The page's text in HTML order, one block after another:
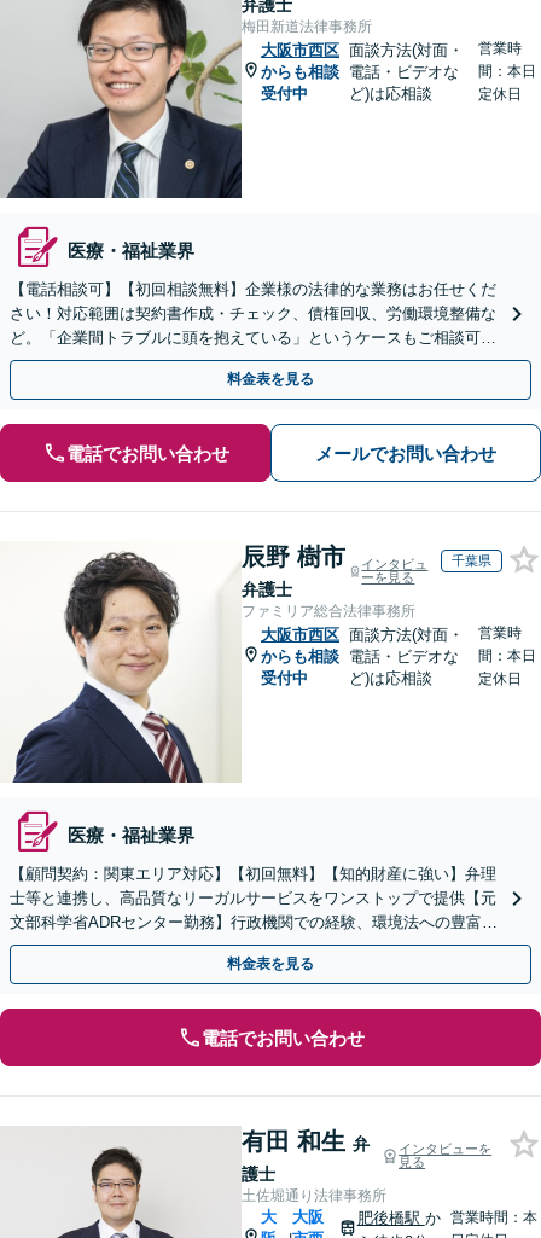
弁護士
梅田新道法律事務所
大阪市西区
からも相談
受付中
面談方法(対面・
電話・ビデオな
ど)は応相談
営業時
間：本日
定休日
医療・福祉業界
【電話相談可】【初回相談無料】企業様の法律的な業務はお任せくだ
さい！対応範囲は契約書作成・チェック、債権回収、労働環境整備な
ど。「企業間トラブルに頭を抱えている」というケースもご相談可能
です【Zooｍ相談可】【完全個室】【大阪天満宮駅すぐ】
料金表を見る
電話でお問い合わせ メールでお問い合わせ
辰野 樹市
弁護士
インタビュ
ーを見る
千葉県
ファミリア総合法律事務所
大阪市西区
からも相談
受付中
面談方法(対面・
電話・ビデオな
ど)は応相談
営業時
間：本日
定休日
医療・福祉業界
【顧問契約：関東エリア対応】【初回無料】【知的財産に強い】弁理
士等と連携し、高品質なリーガルサービスをワンストップで提供【元
文部科学省ADRセンター勤務】行政機関での経験、環境法への豊富な
知識を活かし、事業者さまの抱える問題を解決へ導きます
料金表を見る
電話でお問い合わせ
有田 和生 弁
護士
インタビューを
見る
土佐堀通り法律事務所
大
大阪
肥後橋駅 か 営業時間：本